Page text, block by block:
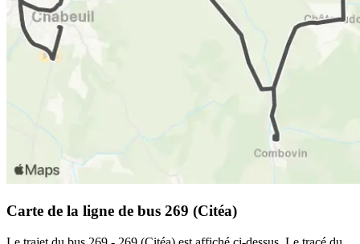
Carte de la ligne de bus 269 (Citéa)